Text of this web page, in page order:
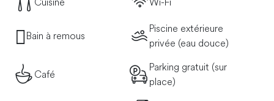
Bain à remous
Piscine extérieure
privée (eau douce)
Café
Parking gratuit (sur
place)